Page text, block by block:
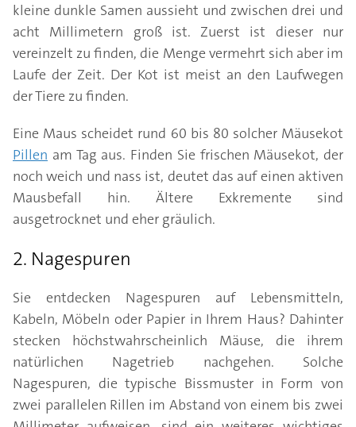
kleine dunkle Samen aussieht und zwischen drei und
acht Millimetern groß ist. Zuerst ist dieser nur
vereinzelt zu finden, die Menge vermehrt sich aber im
Laufe der Zeit. Der Kot ist meist an den Laufwegen
der Tiere zu finden.
Eine Maus scheidet rund 60 bis 80 solcher Mäusekot
Pillen am Tag aus. Finden Sie frischen Mäusekot, der
noch weich und nass ist, deutet das auf einen aktiven
Mausbefall hin. Ältere Exkremente sind
ausgetrocknet und eher gräulich.
2. Nagespuren
Sie entdecken Nagespuren auf Lebensmitteln,
Kabeln, Möbeln oder Papier in Ihrem Haus? Dahinter
stecken höchstwahrscheinlich Mäuse, die ihrem
natürlichen Nagetrieb nachgehen. Solche
Nagespuren, die typische Bissmuster in Form von
zwei parallelen Rillen im Abstand von einem bis zwei